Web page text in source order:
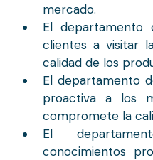
mercado.
El departamento
clientes a visitar
calidad de los
El departamento
proactiva a los
compromete la
El
conocimientos